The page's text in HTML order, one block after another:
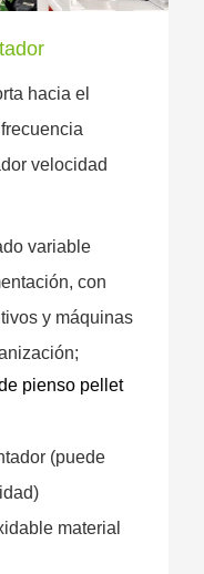
hacia el
velocidad
variable
con
y máquinas
pienso pellet
(puede
material